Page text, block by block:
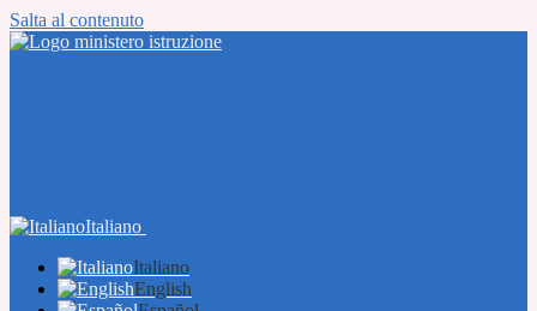
Salta al contenuto
Italiano
Italiano
English